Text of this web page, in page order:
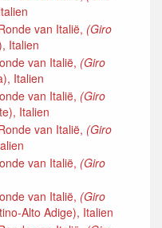
van Italië, (Giro
Italien
van Italië, (Giro
Italien
van Italië, (Giro
Italien
van Italië, (Giro
van Italië, (Giro
van Italië, (Giro
Alto Adige), Italien